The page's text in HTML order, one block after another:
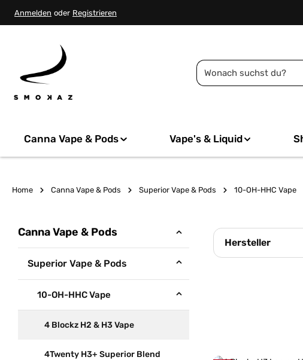
Zur Hauptnavigation springen
Anmelden oder Registrieren
Canna Vape & Pods Vape's & Liquid
Home Canna Vape & Pods Superior Vape & Pods 10-OH-HHC Vape
Canna Vape & Pods
Superior Vape & Pods
10-OH-HHC Vape
4 Blockz H2 & H3 Vape
4Twenty H3+ Superior Blend
Hersteller